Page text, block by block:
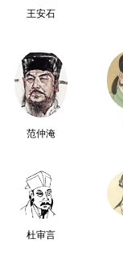
王安石
范仲淹
杜审言